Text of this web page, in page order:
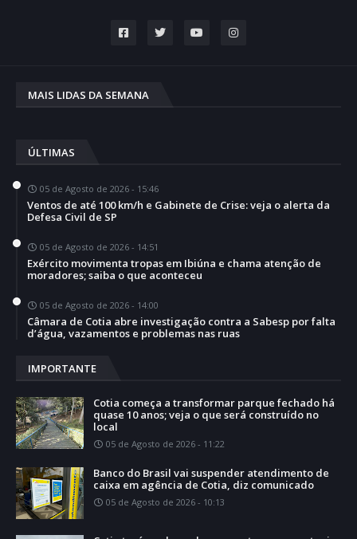
MAIS LIDAS DA SEMANA
ÚLTIMAS
05 de Agosto de 2026 - 15:46
Ventos de até 100 km/h e Gabinete de Crise: veja o alerta da
Defesa Civil de SP
05 de Agosto de 2026 - 14:51
Exército movimenta tropas em Ibiúna e chama atenção de
moradores; saiba o que aconteceu
05 de Agosto de 2026 - 14:00
Câmara de Cotia abre investigação contra a Sabesp por falta
d’água, vazamentos e problemas nas ruas
IMPORTANTE
Cotia começa a transformar parque fechado há
quase 10 anos; veja o que será construído no
local
05 de Agosto de 2026 - 11:22
Banco do Brasil vai suspender atendimento de
caixa em agência de Cotia, diz comunicado
05 de Agosto de 2026 - 10:13